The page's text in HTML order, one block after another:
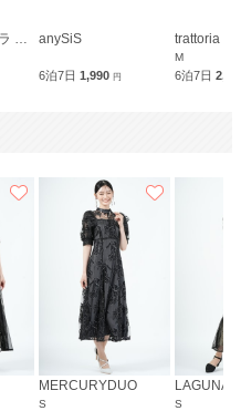
anySiS
6泊7日 1,990 円
trattoria
M
6泊7日
MERCURYDUO
S S